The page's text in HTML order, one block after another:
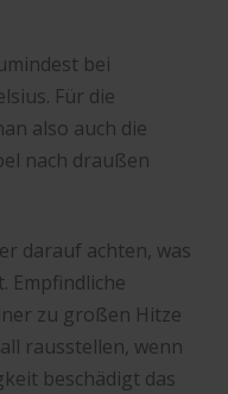
bei
Für die
also auch die
nach draußen
darauf achten, was
Empfindliche
zu großen Hitze
rausstellen, wenn
beschädigt das